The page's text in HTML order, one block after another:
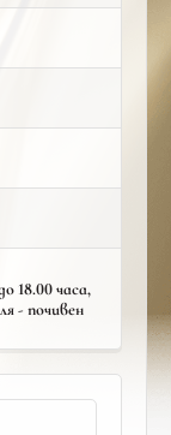
18.00 часа,
- почивен